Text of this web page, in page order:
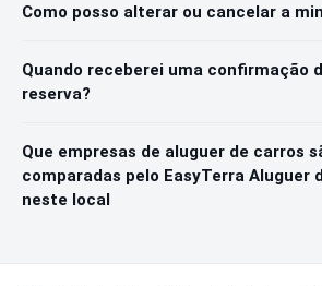
Como posso alterar ou cancelar a
Quando receberei uma confirmação
reserva?
Que empresas de aluguer de carros
comparadas pelo EasyTerra Aluguer
neste local